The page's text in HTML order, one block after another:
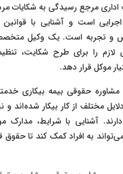
مرجع رسیدگی به شکایات
است و آشنایی با
و تجربه است. یک وکیل
لازم را برای طرح شکایت،
موکل قرار دهد.
مشاوره حقوقی بیمه بیکاری
مختلف از کار بیکار شده‌اند و
آشنایی با شرایط، مدارک
به افراد کمک کند تا حقوق